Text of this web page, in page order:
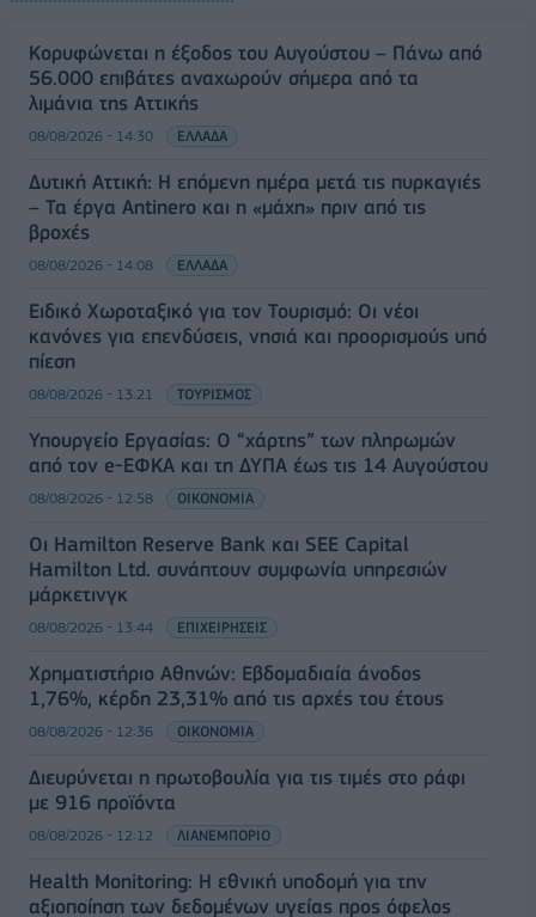
Κορυφώνεται η έξοδος του Αυγούστου – Πάνω από
56.000 επιβάτες αναχωρούν σήμερα από τα
λιμάνια της Αττικής
08/08/2026 - 14:30 ΕΛΛΑΔΑ
Δυτική Αττική: Η επόμενη ημέρα μετά τις πυρκαγιές
– Τα έργα Antinero και η «μάχη» πριν από τις
βροχές
08/08/2026 - 14:08 ΕΛΛΑΔΑ
Ειδικό Χωροταξικό για τον Τουρισμό: Οι νέοι
κανόνες για επενδύσεις, νησιά και προορισμούς υπό
πίεση
08/08/2026 - 13:21 ΤΟΥΡΙΣΜΟΣ
Υπουργείο Εργασίας: Ο “χάρτης” των πληρωμών
από τον e-ΕΦΚΑ και τη ΔΥΠΑ έως τις 14 Αυγούστου
08/08/2026 - 12:58 ΟΙΚΟΝΟΜΙΑ
Οι Hamilton Reserve Bank και SEE Capital
Hamilton Ltd. συνάπτουν συμφωνία υπηρεσιών
μάρκετινγκ
08/08/2026 - 13:44 ΕΠΙΧΕΙΡΗΣΕΙΣ
Χρηματιστήριο Αθηνών: Εβδομαδιαία άνοδος
1,76%, κέρδη 23,31% από τις αρχές του έτους
08/08/2026 - 12:36 ΟΙΚΟΝΟΜΙΑ
Διευρύνεται η πρωτοβουλία για τις τιμές στο ράφι
με 916 προϊόντα
08/08/2026 - 12:12 ΛΙΑΝΕΜΠΟΡΙΟ
Health Monitoring: Η εθνική υποδομή για την
αξιοποίηση των δεδομένων υγείας προς όφελος